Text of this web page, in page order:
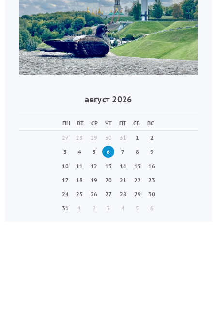
август 2026
ПН ВТ СР ЧТ ПТ СБ
ВС
27
28 29 30 31 1
2
3
4 5 6 7 8
9
10
11 12 13 14 15
16
17
18 19 20 21 22
23
24
25 26 27 28 29
30
31
1 2 3 4 5 6